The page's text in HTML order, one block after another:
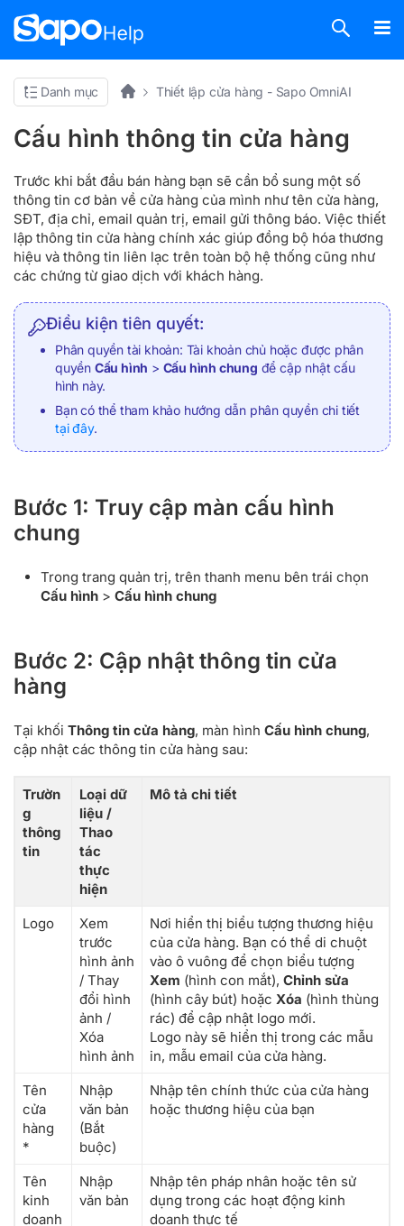
Danh mục Thiết lập cửa hàng - Sapo OmniAI
Cấu hình thông tin cửa hàng
Trước khi bắt đầu bán hàng bạn sẽ cần bổ sung một số
thông tin cơ bản về cửa hàng của mình như tên cửa hàng,
SĐT, địa chỉ, email quản trị, email gửi thông báo. Việc thiết
lập thông tin cửa hàng chính xác giúp đồng bộ hóa thương
hiệu và thông tin liên lạc trên toàn bộ hệ thống cũng như
các chứng từ giao dịch với khách hàng.
Điều kiện tiên quyết:
Phân quyền tài khoản: Tài khoản chủ hoặc được phân
quyền Cấu hình > Cấu hình chung để cập nhật cấu
hình này.
Bạn có thể tham khảo hướng dẫn phân quyền chi tiết
tại đây.
Bước 1: Truy cập màn cấu hình
chung
Trong trang quản trị, trên thanh menu bên trái chọn
Cấu hình > Cấu hình chung
Bước 2: Cập nhật thông tin cửa
hàng
Tại khối Thông tin cửa hàng, màn hình Cấu hình chung,
cập nhật các thông tin cửa hàng sau:
Trườn
g
thông
tin
Loại dữ
liệu /
Thao
tác
thực
hiện
Mô tả chi tiết
Logo
Xem
trước
hình ảnh
/ Thay
đổi hình
ảnh /
Xóa
hình ảnh
Nơi hiển thị biểu tượng thương hiệu
của cửa hàng. Bạn có thể di chuột
vào ô vuông để chọn biểu tượng
Xem (hình con mắt), Chỉnh sửa
(hình cây bút) hoặc Xóa (hình thùng
rác) để cập nhật logo mới.
Logo này sẽ hiển thị trong các mẫu
in, mẫu email của cửa hàng.
Tên
cửa
hàng
*
Nhập
văn bản
(Bắt
buộc)
Nhập tên chính thức của cửa hàng
hoặc thương hiệu của bạn
Tên
kinh
doanh
Nhập
văn bản
Nhập tên pháp nhân hoặc tên sử
dụng trong các hoạt động kinh
doanh thực tế